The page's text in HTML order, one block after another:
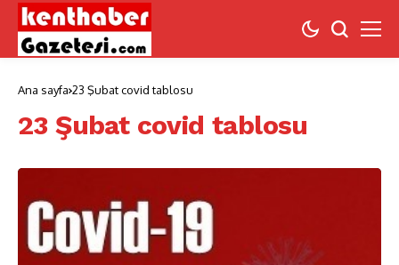
Ana sayfa 23 Şubat covid tablosu
23 Şubat covid tablosu